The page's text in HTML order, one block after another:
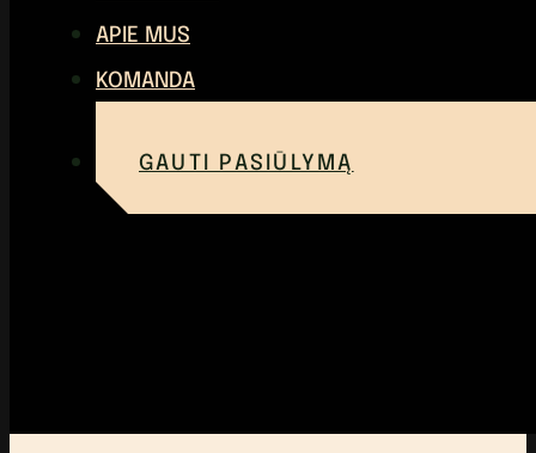
APIE MUS
KOMANDA
GAUTI PASIŪLYMĄ